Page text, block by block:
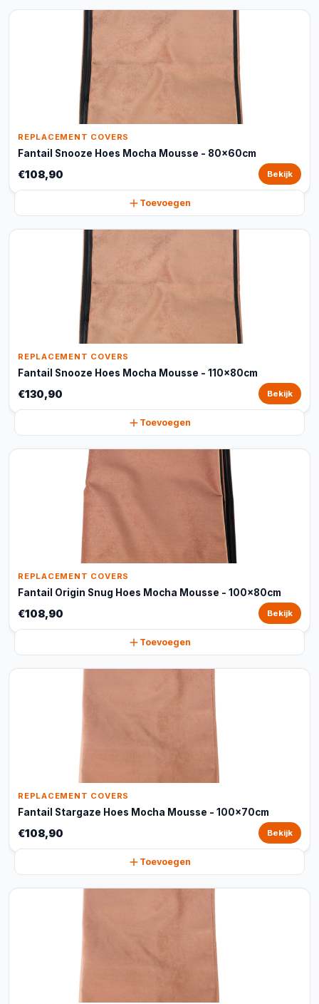
REPLACEMENT COVERS
Fantail Snooze Hoes Mocha Mousse - 80x60cm
€108,90 Bekijk
Toevoegen
REPLACEMENT COVERS
Fantail Snooze Hoes Mocha Mousse - 110x80cm
€130,90 Bekijk
Toevoegen
REPLACEMENT COVERS
Fantail Origin Snug Hoes Mocha Mousse - 100x80cm
€108,90 Bekijk
Toevoegen
REPLACEMENT COVERS
Fantail Stargaze Hoes Mocha Mousse - 100x70cm
€108,90 Bekijk
Toevoegen